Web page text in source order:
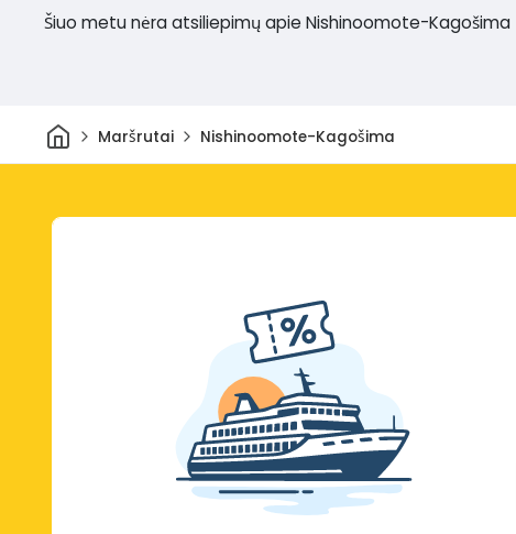
Šiuo metu nėra atsiliepimų apie Nishinoomote-Kagošima
Pradžia
Maršrutai Nishinoomote-Kagošima